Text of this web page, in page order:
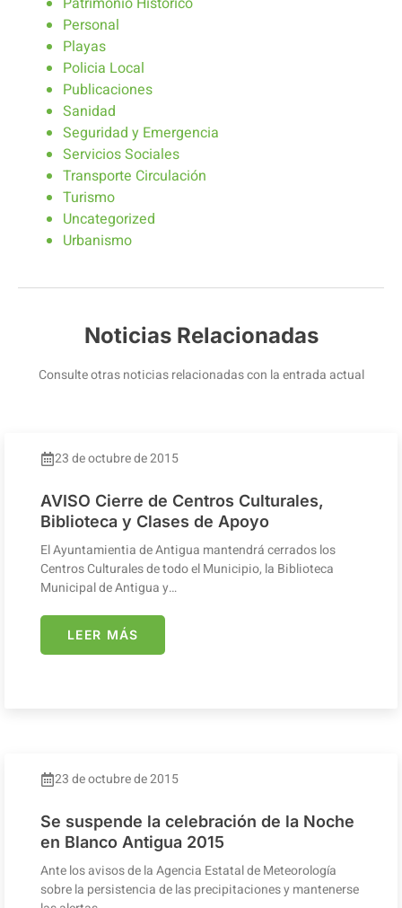
Personal
Playas
Policia Local
Publicaciones
Sanidad
Seguridad y Emergencia
Servicios Sociales
Transporte Circulación
Turismo
Uncategorized
Urbanismo
Noticias Relacionadas
Consulte otras noticias relacionadas con la entrada actual
23 de octubre de 2015
AVISO Cierre de Centros Culturales,
Biblioteca y Clases de Apoyo
El Ayuntamientia de Antigua mantendrá cerrados los
Centros Culturales de todo el Municipio, la Biblioteca
Municipal de Antigua y…
LEER MÁS
23 de octubre de 2015
Se suspende la celebración de la Noche
en Blanco Antigua 2015
Ante los avisos de la Agencia Estatal de Meteorología
sobre la persistencia de las precipitaciones y mantenerse